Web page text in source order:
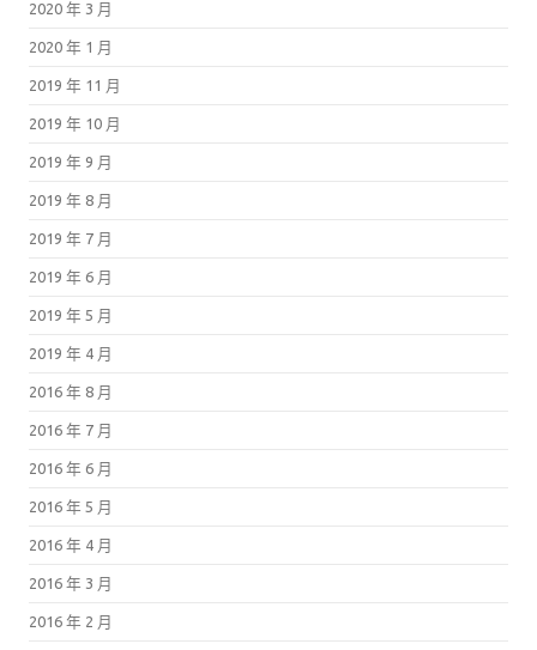
2020 年 3 月
2020 年 1 月
2019 年 11 月
2019 年 10 月
2019 年 9 月
2019 年 8 月
2019 年 7 月
2019 年 6 月
2019 年 5 月
2019 年 4 月
2016 年 8 月
2016 年 7 月
2016 年 6 月
2016 年 5 月
2016 年 4 月
2016 年 3 月
2016 年 2 月